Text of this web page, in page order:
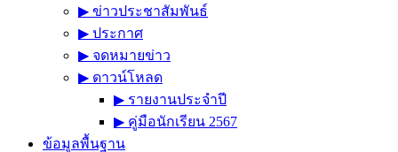
▶︎ ข่าวประชาสัมพันธ์
▶︎ ประกาศ
▶︎ จดหมายข่าว
▶︎ ดาวน์โหลด
▶︎ รายงานประจำปี
▶︎ คู่มือนักเรียน 2567
ข้อมูลพื้นฐาน